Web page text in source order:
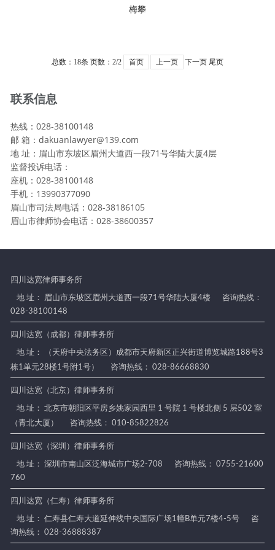
梅攀
总数：18条 页数： 2/2 首页 上一页 下一页 尾页
联系信息
热线：028-38100148
邮 箱：dakuanlawyer@139.com
地 址：眉山市东坡区眉州大道西一段71号华陆大厦4层
监督投诉电话：
座机：028-38100148
手机：13990377090
眉山市司法局电话：028-38186105
眉山市律师协会电话：028-38600357
四川达宽律师事务所
地 址： 眉山市东坡区眉州大道西一段71号华陆大厦4楼
咨询热线：
028-38100148
四川达宽（成都）律师事务所
地 址： （天府中央法务区）成都市天府新区正兴街道博览城路188号3
栋1单元28楼1号附1号）
咨询热线： 028-86668830
四川达宽（北京）律师事务所
地 址： 北京市朝阳区平房乡姚家园西里 1 号院 1 号楼北侧 5 层502 室
（青北大厦）
咨询热线： 010-85822826
四川达宽（深圳）律师事务所
地 址： 深圳市南山区泛海城市广场2-708
咨询热线： 0755-21600
760
四川达宽（仁寿）律师事务所
地 址： 仁寿县仁寿大道延伸线中央国际广场1幢B单元7楼4-5号
咨
询热线： 028-36888387